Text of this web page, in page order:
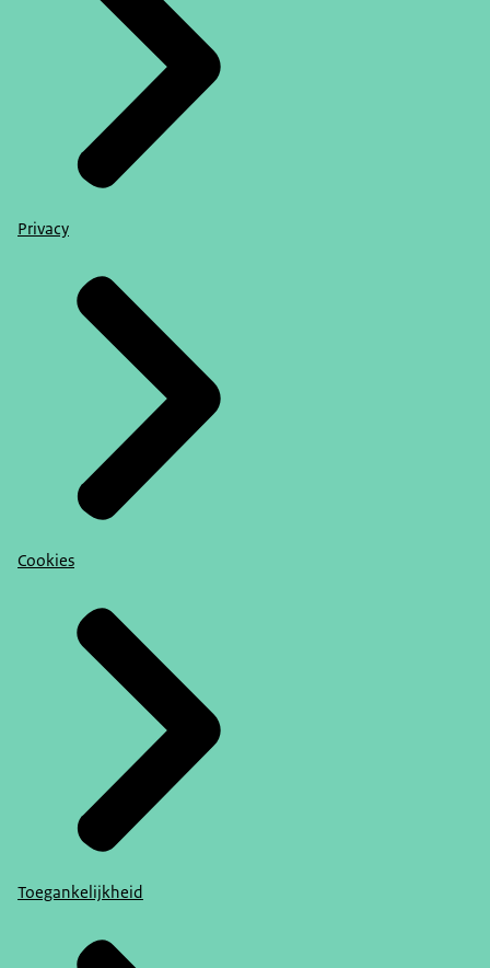
Privacy
Cookies
Toegankelijkheid